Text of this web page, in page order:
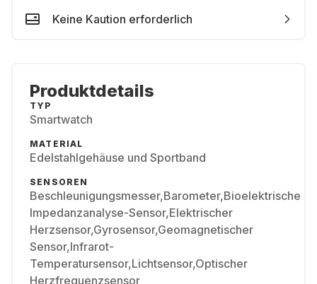
Keine Kaution erforderlich
Produktdetails
TYP
Smartwatch
MATERIAL
Edelstahlgehäuse und Sportband
SENSOREN
Beschleunigungsmesser,Barometer,Bioelektrische
Impedanzanalyse-Sensor,Elektrischer
Herzsensor,Gyrosensor,Geomagnetischer
Sensor,Infrarot-
Temperatursensor,Lichtsensor,Optischer
Herzfrequenzsensor